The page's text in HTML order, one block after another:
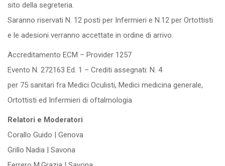
sito della segreteria.
Saranno riservati N. 12 posti per Infermieri e N.12 per Ortottisti
e le adesioni verranno accettate in ordine di arrivo.
Accreditamento ECM – Provider 1257
Evento N. 272163 Ed. 1 – Crediti assegnati: N. 4
per 75 sanitari fra Medici Oculisti, Medici medicina generale,
Ortottisti ed Infermieri di oftalmologia
Relatori e Moderatori
Corallo Guido | Genova
Grillo Nadia | Savona